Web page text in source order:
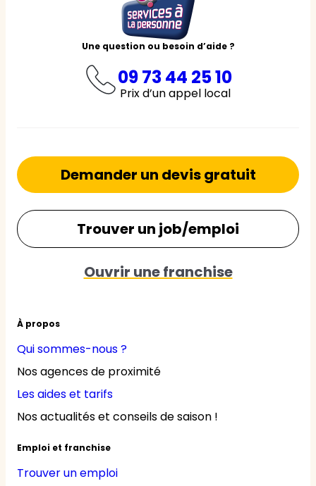
Une question ou besoin d’aide ?
09 73 44 25 10
Prix d’un appel local
À propos
Qui sommes-nous ?
Nos agences de proximité
Les aides et tarifs
Nos actualités et conseils de saison !
Emploi et franchise
Trouver un emploi
Demander un devis gratuit
Trouver un job/emploi
Ouvrir une franchise